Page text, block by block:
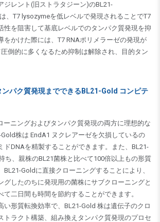
ジレント(旧ストラタジーン)のBL21-
、T7 lysozymeを低レベルで発現されることでT7
性を阻害して基底レベルでのタンパク質発現を抑
をかけた際には、T7 RNAポリメラーゼの発現が
倒的に多くなるため抑制は解除され、目的タン
ンパク質発現までできるBL21-Gold コンピテ
ーニングおよびタンパク質発現の両方に理想的な
株は EndA1 ヌクレアーゼを欠損しているの
ドDNAを精製することができます。また、BL21-
ち、親株のBL21菌株と比べて100倍以上もの形質
BL21-Goldに直接クローニングすることにより、
グしたのちに発現用の菌株にサブクローニングと
て二日間も時間を節約することができます。
い形質転換効率で、BL21-Gold 株は遺伝子のクロ
トラクト構築、組み換えタンパク質発現のプロセ